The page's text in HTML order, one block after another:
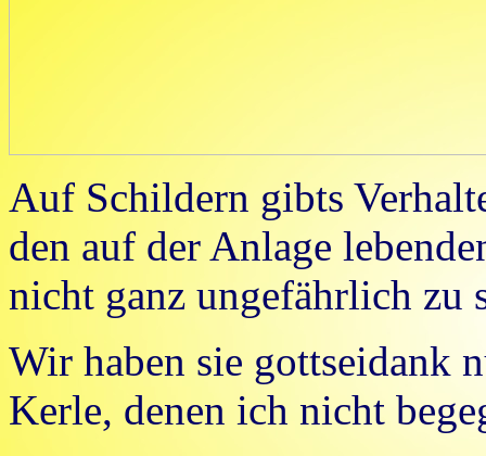
Auf Schildern gibts
den auf der Anlage
nicht ganz ungefährlich zu
Wir haben sie gottseidank
Kerle, denen ich nicht